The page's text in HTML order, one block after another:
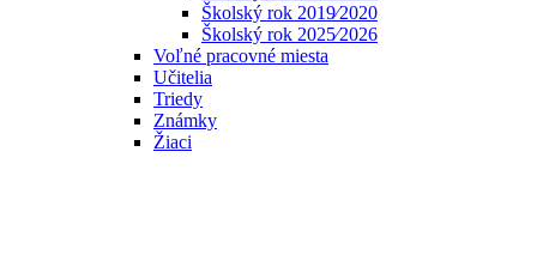
Školský rok 2019⁄2020
Školský rok 2025⁄2026
Voľné pracovné miesta
Učitelia
Triedy
Známky
Žiaci